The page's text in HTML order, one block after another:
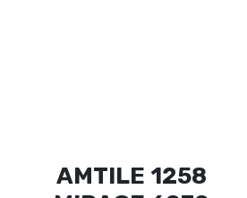
AMTILE 1258